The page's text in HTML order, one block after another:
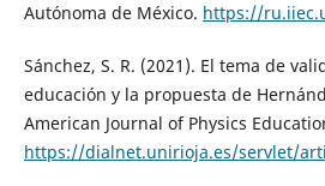
Autónoma de México. https://
Sánchez, S. R. (2021). El tema de
educación y la propuesta de
American Journal of Physics
https://dialnet.unirioja.es/servlet/